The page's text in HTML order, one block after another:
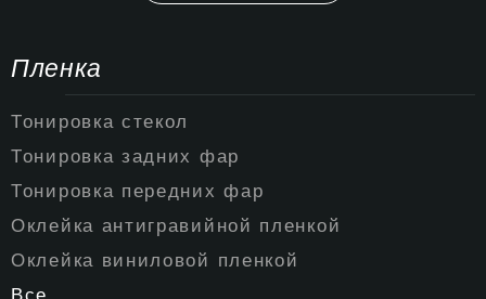
Пленка
Тонировка стекол
Тонировка задних фар
Тонировка передних фар
Оклейка антигравийной пленкой
Оклейка виниловой пленкой